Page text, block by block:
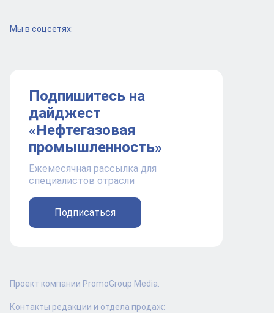
Мы в соцсетях:
Подпишитесь на
дайджест
«Нефтегазовая
промышленность»
Ежемесячная рассылка для
специалистов отрасли
Подписаться
Проект компании PromoGroup Media.
Контакты редакции и отдела продаж: